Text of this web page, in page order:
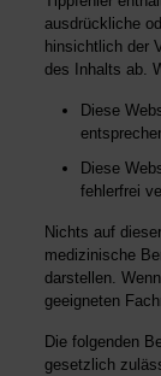
ausdrückliche
hinsichtlich der
des Inhalts ab.
Diese
Diese
fehlerfrei
Nichts auf
medizinische
darstellen.
geeigneten
Die folgenden
gesetzlich